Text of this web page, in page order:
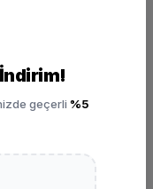
geçerli %5